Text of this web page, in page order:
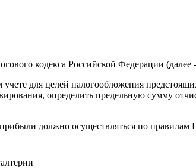
кодекса Российской Федерации
для целей налогообложения
определить предельную сумму
прибыли должно осуществляться по